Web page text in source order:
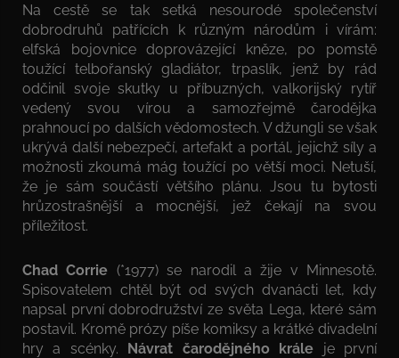
Na cestě se tak setká nesourodé společenství
dobrodruhů patřících k různým národům i vírám:
elfská bojovnice doprovázející kněze, po pomstě
toužící telbořanský gladiátor, trpaslík, jenž by rád
odčinil svoje skutky u příbuzných, valkorijský rytíř
vedený svou vírou a samozřejmě čarodějka
prahnoucí po dalších vědomostech. V džungli se však
ukrývá další nebezpečí, artefakt a portál, jejichž síly a
možnosti zkoumá mág toužící po větší moci. Netuší,
že je sám součástí většího plánu. Jsou tu bytosti
hrůzostrašnější a mocnější, jež čekají na svou
příležitost.
Chad Corrie (*1977) se narodil a žije v Minnesotě.
Spisovatelem chtěl být od svých dvanácti let, kdy
napsal první dobrodružství ze světa Lega, které sám
postavil. Kromě prózy píše komiksy a krátké divadelní
hry a scénky. Návrat čarodějného krále je první